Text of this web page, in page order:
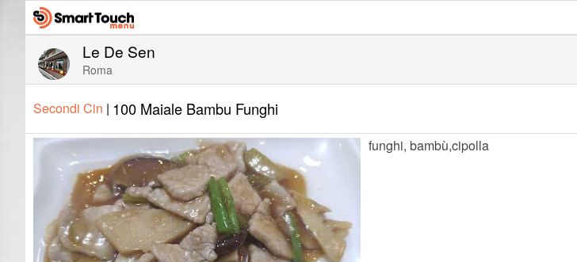
Le De Sen
Roma
Secondi Cin | 100 Maiale Bambu Funghi
funghi, bambù,cipolla